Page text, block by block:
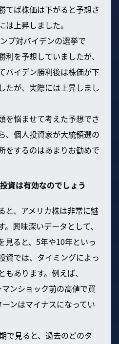
てば株価は下がると予想さ
上昇しました。
プ対バイデンの選挙で
を予想していましたが、
バイデン勝利後は株価が下
たが、実際には上昇しまし
を悩ませて考えた予想でさ
、個人投資家が大統領選の
をするのはあまりお勧めで
資は有効なのでしょう
と、アメリカ株は非常に魅
興味深いデータとして、
見ると、5年や10年といっ
資では、タイミングによっ
あります。例えば、
ンショック前の高値で買
ンはマイナスになってい
で見ると、過去のどのタ